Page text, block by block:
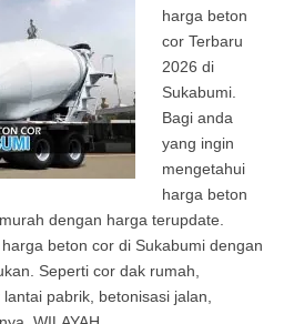
harga beton
cor Terbaru
2026 di
Sukabumi.
Bagi anda
yang ingin
mengetahui
harga beton
dengan harga terupdate.
beton cor di Sukabumi dengan
Seperti cor dak rumah,
pabrik, betonisasi jalan,